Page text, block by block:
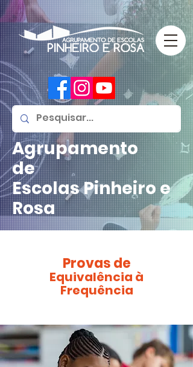
Agrupamento
de
EscolasPinheiro e
Rosa
Provas de
Equivalência à
Frequência